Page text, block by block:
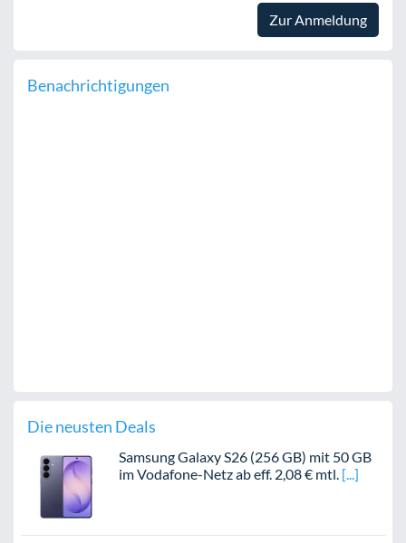
Zur Anmeldung
Benachrichtigungen
Die neusten Deals
Samsung Galaxy S26 (256 GB) mit 50 GB
im Vodafone-Netz ab eff. 2,08 € mtl.